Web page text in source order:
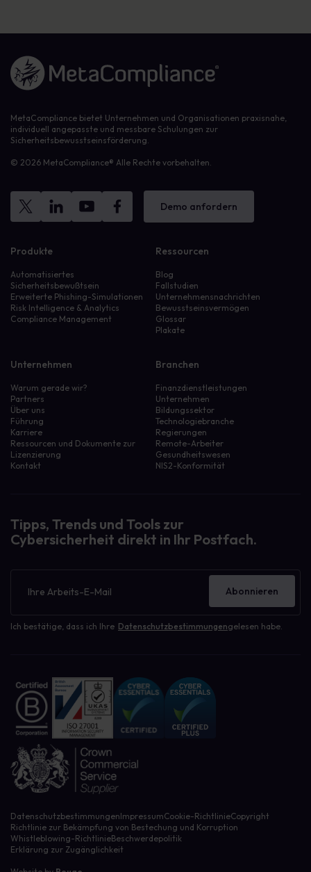
Link zur Homepage
MetaCompliance bietet Unternehmen und Organisationen praxisnahe,
individuell angepasste und messbare Schulungen zur
Sicherheitsbewusstseinsförderung.
© 2026 MetaCompliance® Alle Rechte vorbehalten.
Demo anfordern
Produkte
Automatisiertes
Sicherheitsbewußtsein
Erweiterte Phishing-Simulationen
Risk Intelligence & Analytics
Compliance Management
Ressourcen
Blog
Fallstudien
Unternehmensnachrichten
Bewusstseinsvermögen
Glossar
Plakate
Unternehmen
Warum gerade wir?
Partners
Über uns
Führung
Karriere
Ressourcen und Dokumente zur
Lizenzierung
Kontakt
Branchen
Finanzdienstleistungen
Unternehmen
Bildungssektor
Technologiebranche
Regierungen
Remote-Arbeiter
Gesundheitswesen
NIS2-Konformität
Tipps, Trends und Tools zur
Cybersicherheit direkt in Ihr Postfach.
Ich bestätige, dass ich Ihre Datenschutzbestimmungengelesen habe.
Abonnieren
DatenschutzbestimmungenImpressumCookie-RichtlinieCopyright
Richtlinie zur Bekämpfung von Bestechung und Korruption
Whistleblowing-RichtlinieBeschwerdepolitik
Erklärung zur Zugänglichkeit